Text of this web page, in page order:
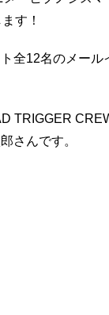
す！
全12名のメール
TRIGGER
さんです。